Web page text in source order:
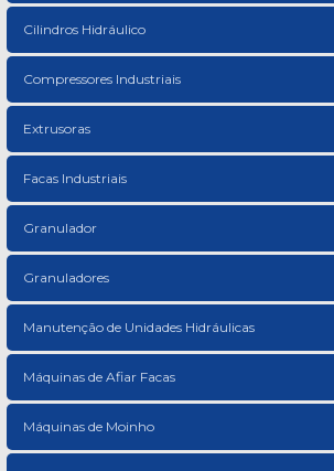
Cilindros Hidráulico
Compressores Industriais
Extrusoras
Facas Industriais
Granulador
Granuladores
Manutenção de Unidades Hidráulicas
Máquinas de Afiar Facas
Máquinas de Moinho